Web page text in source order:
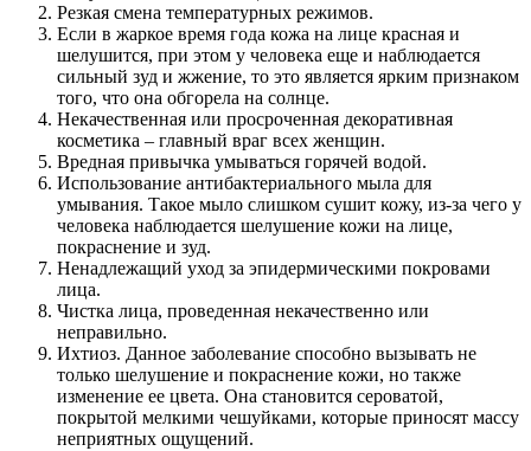
Резкая смена температурных режимов.
Если в жаркое время года кожа на лице красная и
шелушится, при этом у человека еще и наблюдается
сильный зуд и жжение, то это является ярким признаком
того, что она обгорела на солнце.
Некачественная или просроченная декоративная
косметика – главный враг всех женщин.
Вредная привычка умываться горячей водой.
Использование антибактериального мыла для
умывания. Такое мыло слишком сушит кожу, из-за чего у
человека наблюдается шелушение кожи на лице,
покраснение и зуд.
Ненадлежащий уход за эпидермическими покровами
лица.
Чистка лица, проведенная некачественно или
неправильно.
Ихтиоз. Данное заболевание способно вызывать не
только шелушение и покраснение кожи, но также
изменение ее цвета. Она становится сероватой,
покрытой мелкими чешуйками, которые приносят массу
неприятных ощущений.